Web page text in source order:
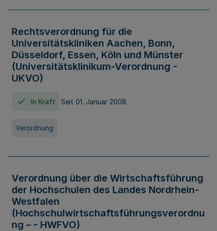
Rechtsverordnung für die
Universitätskliniken Aachen, Bonn,
Düsseldorf, Essen, Köln und Münster
(Universitätsklinikum-Verordnung -
UKVO)
In Kraft Seit 01. Januar 2008
Verordnung
Verordnung über die Wirtschaftsführung
der Hochschulen des Landes Nordrhein-
Westfalen
(Hochschulwirtschaftsführungsverordnu
ng – - HWFVO)